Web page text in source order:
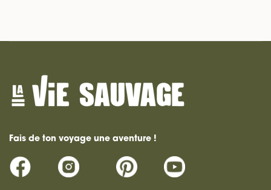
Fais de ton voyage une aventure !